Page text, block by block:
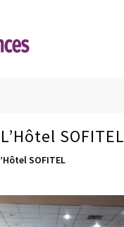
SOFITEL
SOFITEL